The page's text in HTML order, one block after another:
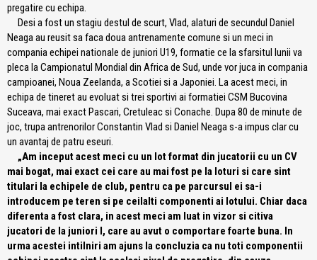
pregatire cu echipa.
Desi a fost un stagiu destul de scurt, Vlad, alaturi de secundul Daniel
Neaga au reusit sa faca doua antrenamente comune si un meci in
compania echipei nationale de juniori U19, formatie ce la sfarsitul lunii va
pleca la Campionatul Mondial din Africa de Sud, unde vor juca in compania
campioanei, Noua Zeelanda, a Scotiei si a Japoniei. La acest meci, in
echipa de tineret au evoluat si trei sportivi ai formatiei CSM Bucovina
Suceava, mai exact Pascari, Cretuleac si Conache. Dupa 80 de minute de
joc, trupa antrenorilor Constantin Vlad si Daniel Neaga s-a impus clar cu
un avantaj de patru eseuri.
„Am inceput acest meci cu un lot format din jucatorii cu un CV
mai bogat, mai exact cei care au mai fost pe la loturi si care sint
titulari la echipele de club, pentru ca pe parcursul ei sa-i
introducem pe teren si pe ceilalti componenti ai lotului. Chiar daca
diferenta a fost clara, in acest meci am luat in vizor si citiva
jucatori de la juniori I, care au avut o comportare foarte buna. In
urma acestei intilniri am ajuns la concluzia ca nu toti componentii